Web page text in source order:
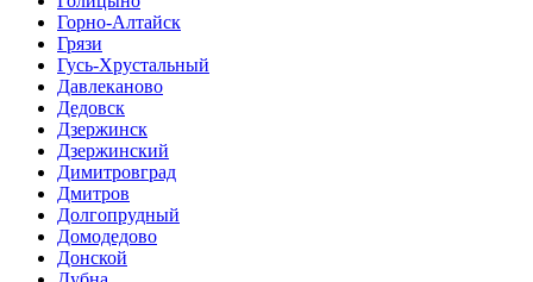
Горно-Алтайск
Грязи
Гусь-Хрустальный
Давлеканово
Дедовск
Дзержинск
Дзержинский
Димитровград
Дмитров
Долгопрудный
Домодедово
Донской